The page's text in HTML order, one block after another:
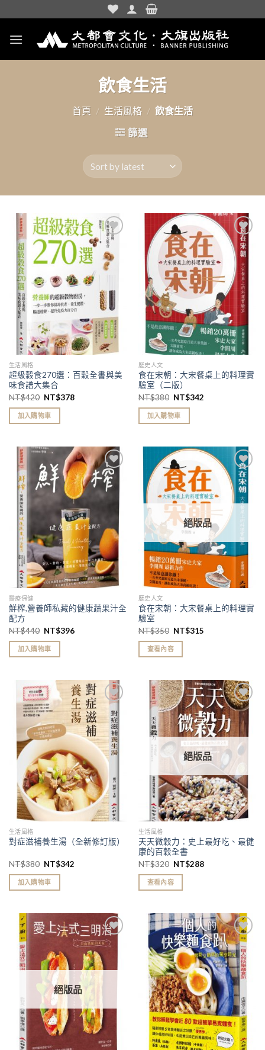
to
content
飲食生活
首頁 / 生活風格 / 飲食生活
篩選
加入
「願
望清
單」
生活風格
超級穀食270選：百穀全書與美
味食譜大集合
NT$420 NT$378
加入購物車
加入
「願
望清
單」
歷史人文
食在宋朝：大宋餐桌上的料理實
驗室（二版）
NT$380 NT$342
加入購物車
加入
「願
望清
醫療保健
鮮榨,營養師私藏的健康蔬果汁全
配方
NT$440 NT$396
加入購物車
加入
「願
望清
單」
絕版品
歷史人文
食在宋朝：大宋餐桌上的料理實
驗室
NT$350 NT$315
查看內容
加入
「願
望清
單」
生活風格
對症滋補養生湯（全新修訂版）
NT$380 NT$342
加入購物車
加入
「願
望清
單」
絕版品
生活風格
天天微穀力：史上最好吃、最健
康的百穀全書
NT$320 NT$288
查看內容
加入
絕版品
加入
「願
望清
單」